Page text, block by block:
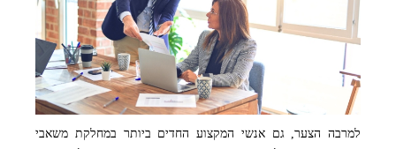
קרדיט תמונה: freepik
למרבה הצער, גם אנשי המקצוע החדים ביותר במחלקת משאבי